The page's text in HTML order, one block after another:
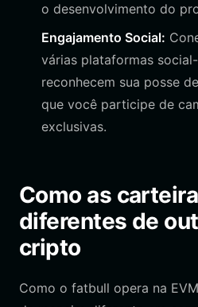
o desenvolvimento do
Engajamento Social:
várias plataformas
reconhecem sua posse
que você participe de
exclusivas.
Como as
diferentes de
cripto
Como o fatbull opera na